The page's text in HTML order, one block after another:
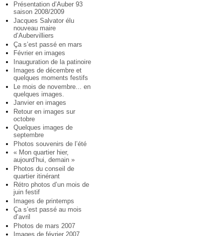
Présentation d’Auber 93
saison 2008/2009
Jacques Salvator élu
nouveau maire
d’Aubervilliers
Ça s’est passé en mars
Février en images
Inauguration de la patinoire
Images de décembre et
quelques moments festifs
Le mois de novembre... en
quelques images.
Janvier en images
Retour en images sur
octobre
Quelques images de
septembre
Photos souvenirs de l’été
« Mon quartier hier,
aujourd’hui, demain »
Photos du conseil de
quartier itinérant
Rétro photos d’un mois de
juin festif
Images de printemps
Ça s’est passé au mois
d’avril
Photos de mars 2007
Images de février 2007